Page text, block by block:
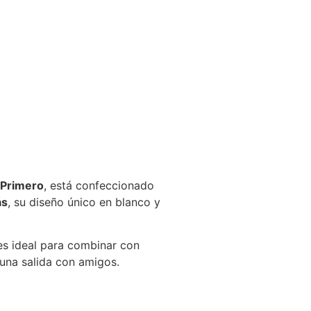
Primero, está confeccionado
, su diseño único en blanco y
ideal para combinar con
salida con amigos.